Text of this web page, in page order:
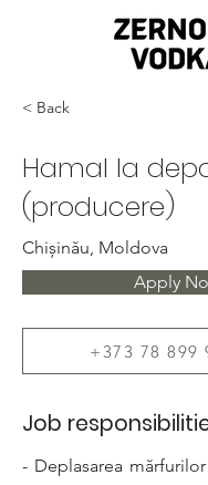
< Back
Hamal la
(producere)
Chișinău, Moldova
Apply
+373 78 899
Job
- Deplasarea